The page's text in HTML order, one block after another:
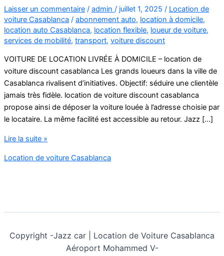
Laisser un commentaire / admin / juillet 1, 2025 / Location de
voiture Casablanca / abonnement auto, location à domicile,
location auto Casablanca, location flexible, loueur de voiture,
services de mobilité, transport, voiture discount
VOITURE DE LOCATION LIVRÉE À DOMICILE – location de
voiture discount casablanca Les grands loueurs dans la ville de
Casablanca rivalisent d’initiatives. Objectif: séduire une clientèle
jamais très fidèle. location de voiture discount casablanca
propose ainsi de déposer la voiture louée à l’adresse choisie par
le locataire. La même facilité est accessible au retour. Jazz […]
location
voiture
Lire la suite »
Location de voiture Casablanca
Copyright -Jazz car | Location de Voiture Casablanca
Aéroport Mohammed V-